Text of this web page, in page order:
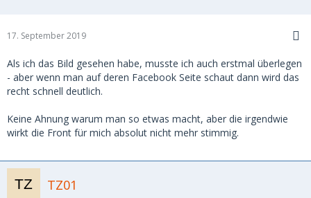
17. September 2019
Als ich das Bild gesehen habe, musste ich auch erstmal überlegen
- aber wenn man auf deren Facebook Seite schaut dann wird das
recht schnell deutlich.
Keine Ahnung warum man so etwas macht, aber die irgendwie
wirkt die Front für mich absolut nicht mehr stimmig.
TZ01